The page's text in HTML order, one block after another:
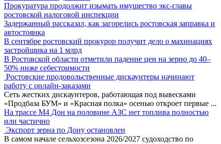
Прокуратура продолжит изымать имущество экс-главы
ростовской налоговой инспекции
Задержанный рассказал, как загорелись ростовская заправка и
автостоянка
В сентябре ростовский прокурор получит дело о махинациях
застройщика на 1 млрд
В Ростовской области отметили падение цен на зерно до 40–
50% ниже себестоимости
Ростовские продовольственные дискаунтеры начинают
работу с онлайн-заказами
Сеть жестких дискаунтеров, работающая под вывесками
«Продбаза БУМ» и «Красная полка» осенью откроет первые ...
На трассе М4 Дон на половине АЗС нет топлива полностью
или частично
Экспорт зерна по Дону остановлен
В самом начале сельхозсезона 2026/2027 судоходство по